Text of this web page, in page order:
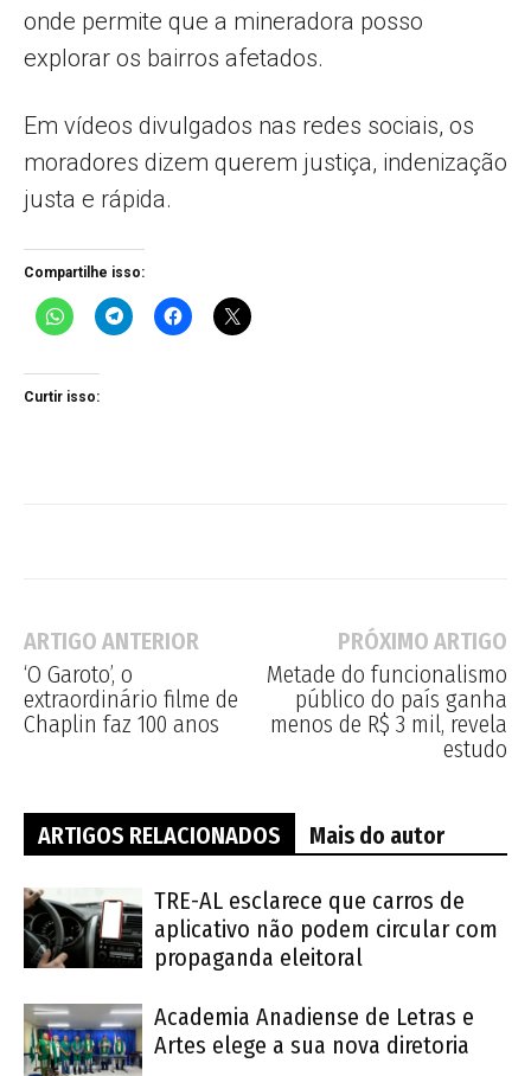
onde permite que a mineradora posso
explorar os bairros afetados.
Em vídeos divulgados nas redes sociais, os
moradores dizem querem justiça, indenização
justa e rápida.
Compartilhe isso:
Curtir isso:
ARTIGO ANTERIOR
‘O Garoto’, o
extraordinário filme de
Chaplin faz 100 anos
PRÓXIMO ARTIGO
Metade do funcionalismo
público do país ganha
menos de R$ 3 mil, revela
estudo
ARTIGOS RELACIONADOS Mais do autor
TRE-AL esclarece que carros de
aplicativo não podem circular com
propaganda eleitoral
Academia Anadiense de Letras e
Artes elege a sua nova diretoria